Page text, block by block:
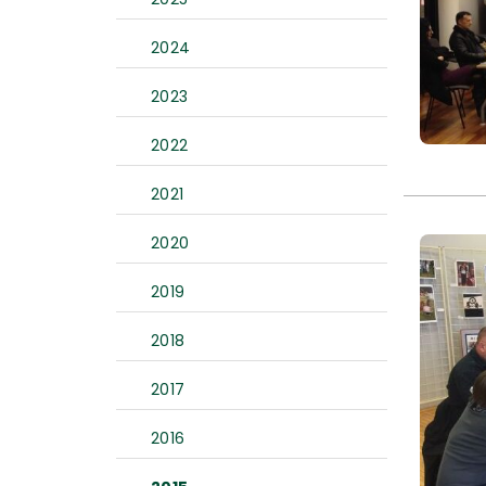
2024
2023
2022
2021
2020
2019
2018
2017
2016